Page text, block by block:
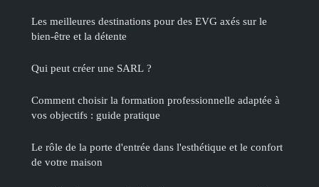
Les meilleures destinations pour des EVG axés sur le
bien-être et la détente
Qui peut créer une SARL ?
Comment choisir la formation professionnelle adaptée à
vos objectifs : guide pratique
Le rôle de la porte d'entrée dans l'esthétique et le confort
de votre maison